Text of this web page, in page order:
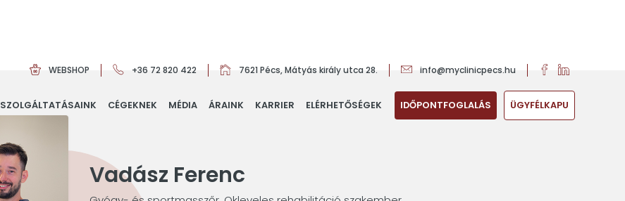
SZOLGÁLTATÁSAINK CÉGEKNEK MÉDIA ÁRAINK KARRIER ELÉRHETŐSÉGEK IDŐPONTFOGLALÁS ÜGYFÉLKAPU
WEBSHOP +36 72 820 422 7621 Pécs, Mátyás király utca 28. info@myclinicpecs.hu
Vadász Ferenc